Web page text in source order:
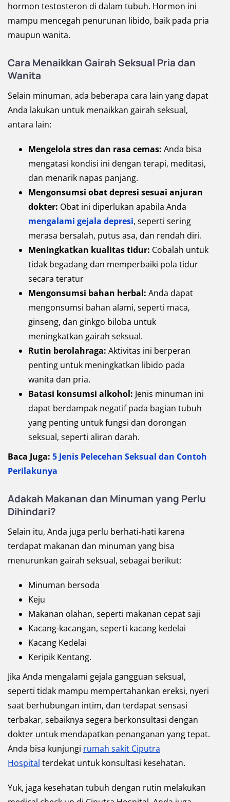
hormon testosteron di dalam tubuh. Hormon ini
mampu mencegah penurunan libido, baik pada pria
maupun wanita.
Cara Menaikkan Gairah Seksual Pria dan
Wanita
Selain minuman, ada beberapa cara lain yang dapat
Anda lakukan untuk menaikkan gairah seksual,
antara lain:
Mengelola stres dan rasa cemas: Anda bisa
mengatasi kondisi ini dengan terapi, meditasi,
dan menarik napas panjang.
Mengonsumsi obat depresi sesuai anjuran
dokter: Obat ini diperlukan apabila Anda
mengalami gejala depresi, seperti sering
merasa bersalah, putus asa, dan rendah diri.
Meningkatkan kualitas tidur: Cobalah untuk
tidak begadang dan memperbaiki pola tidur
secara teratur
Mengonsumsi bahan herbal: Anda dapat
mengonsumsi bahan alami, seperti maca,
ginseng, dan ginkgo biloba untuk
meningkatkan gairah seksual.
Rutin berolahraga: Aktivitas ini berperan
penting untuk meningkatkan libido pada
wanita dan pria.
Batasi konsumsi alkohol: Jenis minuman ini
dapat berdampak negatif pada bagian tubuh
yang penting untuk fungsi dan dorongan
seksual, seperti aliran darah.
Baca Juga: 5 Jenis Pelecehan Seksual dan Contoh
Perilakunya
Adakah Makanan dan Minuman yang Perlu
Dihindari?
Selain itu, Anda juga perlu berhati-hati karena
terdapat makanan dan minuman yang bisa
menurunkan gairah seksual, sebagai berikut:
Minuman bersoda
Keju
Makanan olahan, seperti makanan cepat saji
Kacang-kacangan, seperti kacang kedelai
Kacang Kedelai
Keripik Kentang.
Jika Anda mengalami gejala gangguan seksual,
seperti tidak mampu mempertahankan ereksi, nyeri
saat berhubungan intim, dan terdapat sensasi
terbakar, sebaiknya segera berkonsultasi dengan
dokter untuk mendapatkan penanganan yang tepat.
Anda bisa kunjungi rumah sakit Ciputra
Hospital terdekat untuk konsultasi kesehatan.
Yuk, jaga kesehatan tubuh dengan rutin melakukan